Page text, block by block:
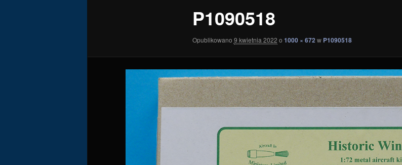
P1090518
Opublikowano 9 kwietnia 2022 o 1000 × 672w P1090518